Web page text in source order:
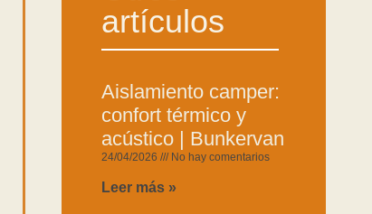
artículos
Aislamiento camper:
confort térmico y
acústico | Bunkervan
24/04/2026 No hay comentarios
Leer más »